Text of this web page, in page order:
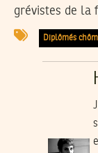
grévistes de la
Diplômés